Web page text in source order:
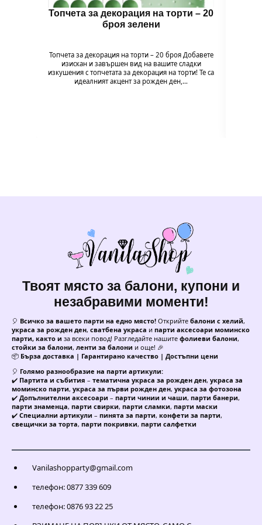
Топчета за декорация на торти – 20
броя зелени
Топчета за декорация на торти – 20 броя Добавете
изискан и завършен вид на вашите сладки
изкушения с топчетата за декорация на торти! Те са
идеалният акцент за рожден ден,…
Твоят място за балони, купони и
незабравими моменти!
🎈 Всичко за вашето парти на едно място! Открийте балони с хелий,
украса за рожден ден, сватбена украса и парти аксесоари моминско
парти, както и за всеки повод! Разгледайте нашите фолиеви балони,
стойки за балони, ленти за балони и още! 🎉
📦 Бърза доставка | Гарантирано качество | Достъпни цени
🎈 Голямо разнообразие на парти артикули:
✔️ Партита и събития – тематична украса за рожден ден, украса за
моминско парти, украса за първи рожден ден, украса за фотозона
✔️ Допълнителни аксесоари – парти чинии и чаши, парти банери,
парти знаменца, парти свирки, парти сламки, парти маски
✔️ Специални артикули – пинята за парти, конфети за парти,
свещички за торта, парти покривки, парти салфетки
Vanilashopparty@gmail.com
телефон: 0877 339 609
телефон: 0876 93 22 25